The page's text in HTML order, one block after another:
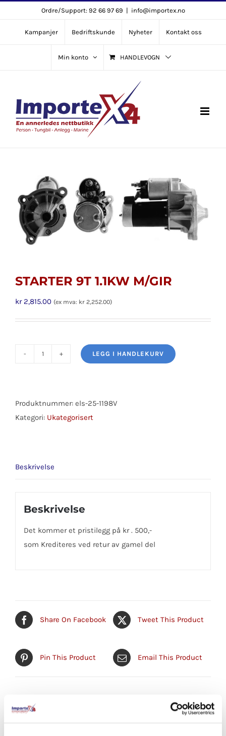
content
Ordre/Support: 92 66 97 69 | info@importex.no
Kampanjer Bedriftskunde Nyheter Kontakt oss
Min konto HANDLEVOGN
STARTER 9T 1.1KW M/GIR
kr2,815.00 (ex mva: kr 2,252.00)
M/GIR
antall
LEGG I HANDLEKURV
Produktnummer: els-25-1198V
Kategori: Ukategorisert
Beskrivelse
Beskrivelse
Det kommer et pristilegg på kr . 500,-
som Krediteres ved retur av gamel del
Share On Facebook Tweet This Product
Pin This Product Email This Product
Relaterte produkter